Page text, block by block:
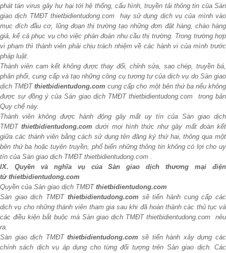
phát tán virus gây hư hại tới hệ thống, cấu hình, truyền tải thông tin của Sàn
giao dịch TMĐT thietbidientudong.com hay sử dụng dịch vụ của mình vào
mục đích đầu cơ, lũng đoạn thị trường tạo những đơn đặt hàng, chào hàng
giả, kể cả phục vụ cho việc phán đoán nhu cầu thị trường. Trong trường hợp
vi phạm thì thành viên phải chịu trách nhiệm về các hành vi của mình trước
pháp luật.
Thành viên cam kết không được thay đổi, chỉnh sửa, sao chép, truyền bá,
phân phối, cung cấp và tạo những công cụ tương tự của dịch vụ do Sàn giao
dịch TMĐTthietbidientudong.comcung cấp cho một bên thứ ba nếu không
được sự đồng ý của Sàn giao dịch TMĐT thietbidientudong.com trong bản
Quy chế này.
Thành viên không được hành động gây mất uy tín của Sàn giao dịch
TMĐTthietbidientudong.comdưới mọi hình thức như gây mất đoàn kết
giữa các thành viên bằng cách sử dụng tên đăng ký thứ hai, thông qua một
bên thứ ba hoặc tuyên truyền, phổ biến những thông tin không có lợi cho uy
tín của Sàn giao dịch TMĐT thietbidientudong.com .
IX. Quyền và nghĩa vụ của Sàn giao dịch thương mại điện
tử thietbidientudong.com
Quyền của Sàn giao dịch TMĐT thietbidientudong.com
Sàn giao dịch TMĐT thietbidientudong.com sẽ tiến hành cung cấp các
dịch vụ cho những thành viên tham gia sau khi đã hoàn thành các thủ tục và
các điều kiện bắt buộc mà Sàn giao dịch TMĐT thietbidientudong.com nêu
ra.
Sàn giao dịch TMĐTthietbidientudong.comsẽ tiến hành xây dựng các
chính sách dịch vụ áp dụng cho từng đối tượng trên Sàn giao dịch. Các